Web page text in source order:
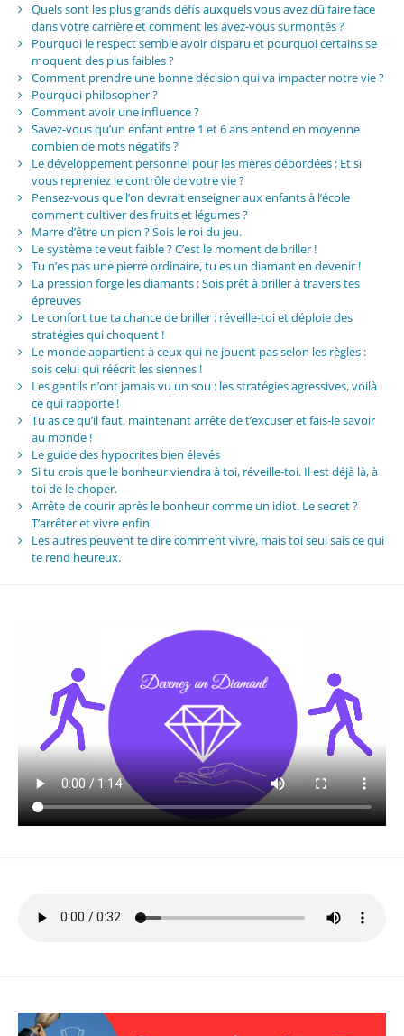
Quels sont les plus grands défis auxquels vous avez dû faire face
dans votre carrière et comment les avez-vous surmontés ?
Pourquoi le respect semble avoir disparu et pourquoi certains se
moquent des plus faibles ?
Comment prendre une bonne décision qui va impacter notre vie ?
Pourquoi philosopher ?
Comment avoir une influence ?
Savez-vous qu’un enfant entre 1 et 6 ans entend en moyenne
combien de mots négatifs ?
Le développement personnel pour les mères débordées : Et si
vous repreniez le contrôle de votre vie ?
Pensez-vous que l’on devrait enseigner aux enfants à l’école
comment cultiver des fruits et légumes ?
Marre d’être un pion ? Sois le roi du jeu.
Le système te veut faible ? C’est le moment de briller !
Tu n’es pas une pierre ordinaire, tu es un diamant en devenir !
La pression forge les diamants : Sois prêt à briller à travers tes
épreuves
Le confort tue ta chance de briller : réveille-toi et déploie des
stratégies qui choquent !
Le monde appartient à ceux qui ne jouent pas selon les règles :
sois celui qui réécrit les siennes !
Les gentils n’ont jamais vu un sou : les stratégies agressives, voilà
ce qui rapporte !
Tu as ce qu’il faut, maintenant arrête de t’excuser et fais-le savoir
au monde !
Le guide des hypocrites bien élevés
Si tu crois que le bonheur viendra à toi, réveille-toi. Il est déjà là, à
toi de le choper.
Arrête de courir après le bonheur comme un idiot. Le secret ?
T’arrêter et vivre enfin.
Les autres peuvent te dire comment vivre, mais toi seul sais ce qui
te rend heureux.